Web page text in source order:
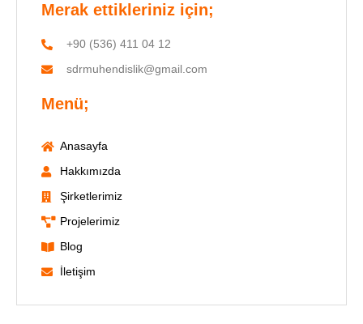
Merak ettikleriniz için;
+90 (536) 411 04 12
sdrmuhendislik@gmail.com
Menü;
Anasayfa
Hakkımızda
Şirketlerimiz
Projelerimiz
Blog
İletişim